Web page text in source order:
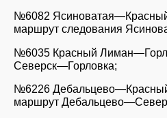
№6082
маршрут следования
№6035 Красный
Северск—Горловка;
№6226
маршрут